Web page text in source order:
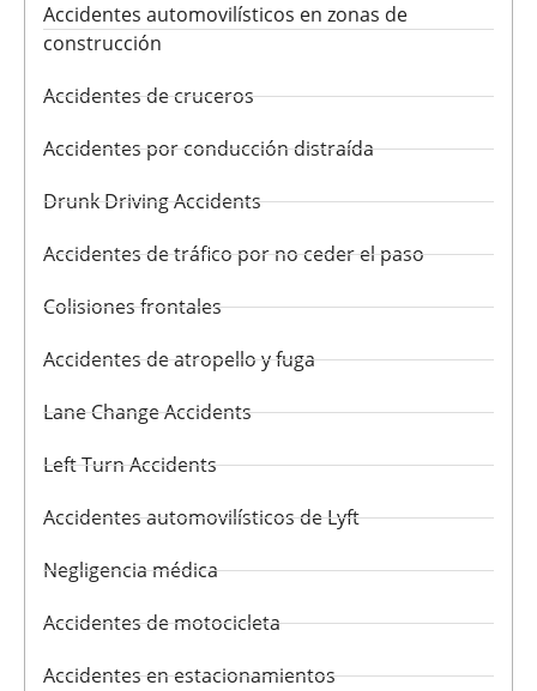
Accidentes automovilísticos en zonas de
construcción
Accidentes de cruceros
Accidentes por conducción distraída
Drunk Driving Accidents
Accidentes de tráfico por no ceder el paso
Colisiones frontales
Accidentes de atropello y fuga
Lane Change Accidents
Left Turn Accidents
Accidentes automovilísticos de Lyft
Negligencia médica
Accidentes de motocicleta
Accidentes en estacionamientos